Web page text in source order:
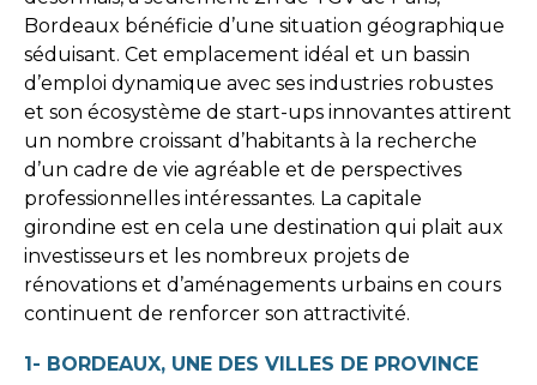
Bordeaux bénéficie d’une situation géographique
séduisant. Cet emplacement idéal et un bassin
d’emploi dynamique avec ses industries robustes
et son écosystème de start-ups innovantes attirent
un nombre croissant d’habitants à la recherche
d’un cadre de vie agréable et de perspectives
professionnelles intéressantes. La capitale
girondine est en cela une destination qui plait aux
investisseurs et les nombreux projets de
rénovations et d’aménagements urbains en cours
continuent de renforcer son attractivité.
1- BORDEAUX, UNE DES VILLES DE PROVINCE